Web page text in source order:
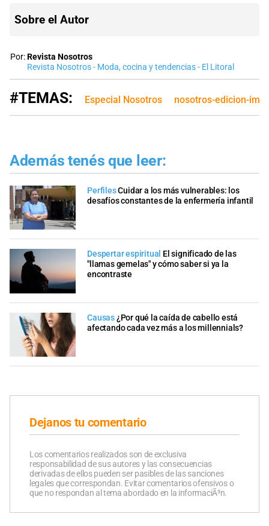
Sobre el Autor
Por:Revista Nosotros
Revista Nosotros - Moda, cocina y tendencias - El Litoral
#TEMAS: Especial Nosotros nosotros-edicion-
Además tenés que leer:
PerfilesCuidar a los más vulnerables: los
desafíos constantes de la enfermería infantil
Despertar espiritual El significado de las
"llamas gemelas" y cómo saber si ya la
encontraste
Causas¿Por qué la caída de cabello está
afectando cada vez más a los millennials?
Dejanos tu comentario
Los comentarios realizados son de exclusiva
responsabilidad de sus autores y las consecuencias
derivadas de ellos pueden ser pasibles de las sanciones
legales que correspondan. Evitar comentarios ofensivos o
que no respondan al tema abordado en la informaciÃ³n.